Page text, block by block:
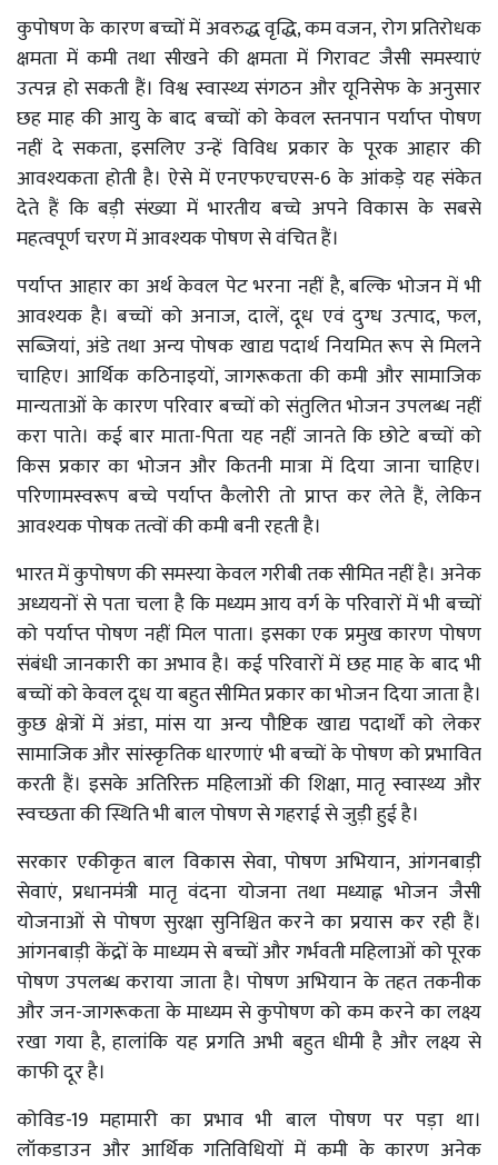
कुपोषण के कारण बच्चों में अवरुद्ध वृद्धि, कम वजन, रोग प्रतिरोधक
क्षमता में कमी तथा सीखने की क्षमता में गिरावट जैसी समस्याएं
उत्पन्न हो सकती हैं। विश्व स्वास्थ्य संगठन और यूनिसेफ के अनुसार
छह माह की आयु के बाद बच्चों को केवल स्तनपान पर्याप्त पोषण
नहीं दे सकता, इसलिए उन्हें विविध प्रकार के पूरक आहार की
आवश्यकता होती है। ऐसे में एनएफएचएस-6 के आंकड़े यह संकेत
देते हैं कि बड़ी संख्या में भारतीय बच्चे अपने विकास के सबसे
महत्वपूर्ण चरण में आवश्यक पोषण से वंचित हैं।
पर्याप्त आहार का अर्थ केवल पेट भरना नहीं है, बल्कि भोजन में भी
आवश्यक है। बच्चों को अनाज, दालें, दूध एवं दुग्ध उत्पाद, फल,
सब्जियां, अंडे तथा अन्य पोषक खाद्य पदार्थ नियमित रूप से मिलने
चाहिए। आर्थिक कठिनाइयों, जागरूकता की कमी और सामाजिक
मान्यताओं के कारण परिवार बच्चों को संतुलित भोजन उपलब्ध नहीं
करा पाते। कई बार माता-पिता यह नहीं जानते कि छोटे बच्चों को
किस प्रकार का भोजन और कितनी मात्रा में दिया जाना चाहिए।
परिणामस्वरूप बच्चे पर्याप्त कैलोरी तो प्राप्त कर लेते हैं, लेकिन
आवश्यक पोषक तत्वों की कमी बनी रहती है।
भारत में कुपोषण की समस्या केवल गरीबी तक सीमित नहीं है। अनेक
अध्ययनों से पता चला है कि मध्यम आय वर्ग के परिवारों में भी बच्चों
को पर्याप्त पोषण नहीं मिल पाता। इसका एक प्रमुख कारण पोषण
संबंधी जानकारी का अभाव है। कई परिवारों में छह माह के बाद भी
बच्चों को केवल दूध या बहुत सीमित प्रकार का भोजन दिया जाता है।
कुछ क्षेत्रों में अंडा, मांस या अन्य पौष्टिक खाद्य पदार्थों को लेकर
सामाजिक और सांस्कृतिक धारणाएं भी बच्चों के पोषण को प्रभावित
करती हैं। इसके अतिरिक्त महिलाओं की शिक्षा, मातृ स्वास्थ्य और
स्वच्छता की स्थिति भी बाल पोषण से गहराई से जुड़ी हुई है।
सरकार एकीकृत बाल विकास सेवा, पोषण अभियान, आंगनबाड़ी
सेवाएं, प्रधानमंत्री मातृ वंदना योजना तथा मध्याह्न भोजन जैसी
योजनाओं से पोषण सुरक्षा सुनिश्चित करने का प्रयास कर रही हैं।
आंगनबाड़ी केंद्रों के माध्यम से बच्चों और गर्भवती महिलाओं को पूरक
पोषण उपलब्ध कराया जाता है। पोषण अभियान के तहत तकनीक
और जन-जागरूकता के माध्यम से कुपोषण को कम करने का लक्ष्य
रखा गया है, हालांकि यह प्रगति अभी बहुत धीमी है और लक्ष्य से
काफी दूर है।
कोविड-19 महामारी का प्रभाव भी बाल पोषण पर पड़ा था।
लॉकडाउन और आर्थिक गतिविधियों में कमी के कारण अनेक